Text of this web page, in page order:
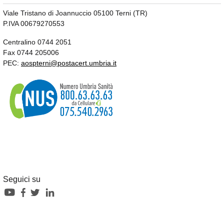
Viale Tristano di Joannuccio 05100 Terni (TR)
P.IVA 00679270553
Centralino 0744 2051
Fax 0744 205006
PEC: aospterni@postacert.umbria.it
Seguici su